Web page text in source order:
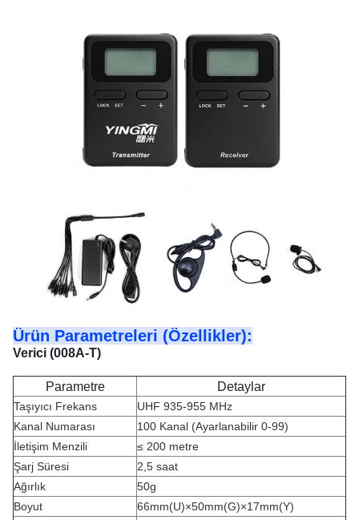
Ürün Parametreleri (Özellikler):
Verici (008A-T)
Parametre Detaylar
Taşıyıcı Frekans
UHF 935-955 MHz
Kanal Numarası
100 Kanal (Ayarlanabilir 0-99)
İletişim Menzili
≤ 200 metre
Şarj Süresi
2,5 saat
Ağırlık
50g
Boyut
66mm(U)×50mm(G)×17mm(Y)